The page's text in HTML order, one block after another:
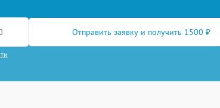
Отправить заявку и получить 1500 ₽